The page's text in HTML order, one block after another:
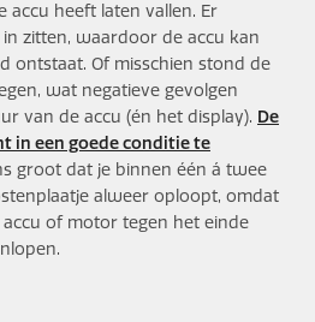
accu heeft laten vallen. Er
zitten, waardoor de accu kan
ontstaat. Of misschien stond de
wat negatieve gevolgen
van de accu (én het display). De
in een goede conditie te
groot dat je binnen één á twee
alweer oploopt, omdat
of motor tegen het einde